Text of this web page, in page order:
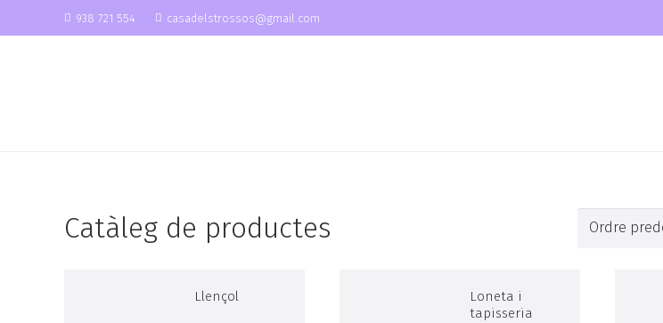
938 721 554 casadelstrossos@gmail.com
Catàleg de productes
Llençol
Loneta i
tapisseria